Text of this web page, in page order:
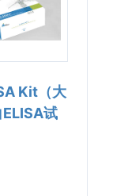
Kit（大
试